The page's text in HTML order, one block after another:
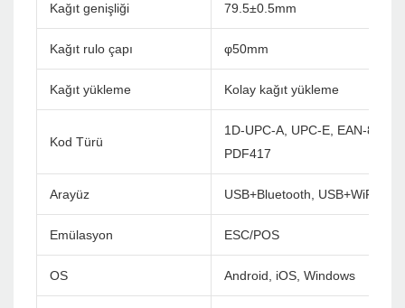
Kağıt genişliği 79.5±0.5mm
Kağıt rulo çapı φ50mm
Kağıt yükleme Kolay kağıt yükleme
Kod Türü
1D-UPC-A, UPC-E, EAN-8,
PDF417
Arayüz USB+Bluetooth, USB+WiFi
Emülasyon ESC/POS
OS Android, iOS, Windows